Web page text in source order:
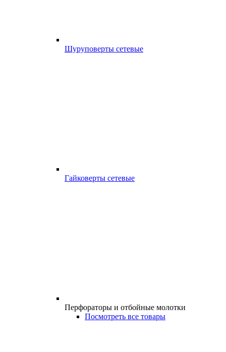
Шуруповерты сетевые
Гайковерты сетевые
Перфораторы и отбойные молотки
Посмотреть все товары